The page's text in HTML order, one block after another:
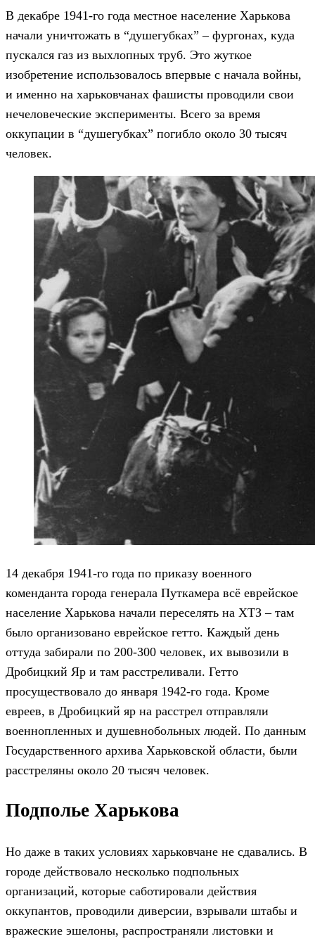
В декабре 1941-го года местное население Харькова
начали уничтожать в “душегубках” – фургонах, куда
пускался газ из выхлопных труб. Это жуткое
изобретение использовалось впервые с начала войны,
и именно на харьковчанах фашисты проводили свои
нечеловеческие эксперименты. Всего за время
оккупации в “душегубках” погибло около 30 тысяч
человек.
14 декабря 1941-го года по приказу военного
коменданта города генерала Путкамера всё еврейское
население Харькова начали переселять на ХТЗ – там
было организовано еврейское гетто. Каждый день
оттуда забирали по 200-300 человек, их вывозили в
Дробицкий Яр и там расстреливали. Гетто
просуществовало до января 1942-го года. Кроме
евреев, в Дробицкий яр на расстрел отправляли
военнопленных и душевнобольных людей. По данным
Государственного архива Харьковской области, были
расстреляны около 20 тысяч человек.
Подполье Харькова
Но даже в таких условиях харьковчане не сдавались. В
городе действовало несколько подпольных
организаций, которые саботировали действия
оккупантов, проводили диверсии, взрывали штабы и
вражеские эшелоны, распространяли листовки и